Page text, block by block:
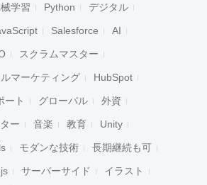
学習 Python デジタル
Salesforce AI
スクラムマスター
マーケティング HubSpot
ート グローバル 外資
ー 音楽 教育 Unity
モダンな技術 長期継続も可
サーバーサイド イラスト